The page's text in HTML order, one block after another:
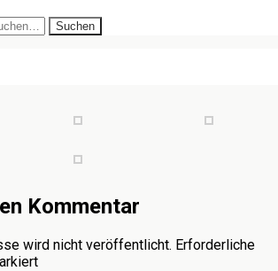
Kommentar
wird nicht veröffentlicht. Erforderliche